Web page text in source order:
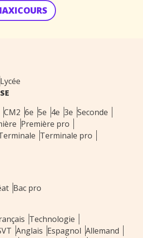
Lycée
CM2 6e 5e 4e 3e Seconde
Première pro
Terminale pro
Bac pro
Technologie
Anglais Espagnol Allemand